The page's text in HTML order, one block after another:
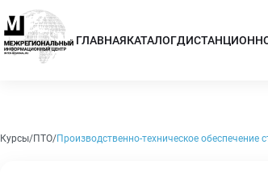
ГЛАВНАЯКАТАЛОГ
Курсы ПТО Производственно-техническое обеспечение